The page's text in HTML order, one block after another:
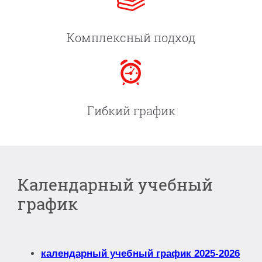
Комплексный подход
Гибкий график
Календарный учебный
график
календарный учебный график 2025-2026